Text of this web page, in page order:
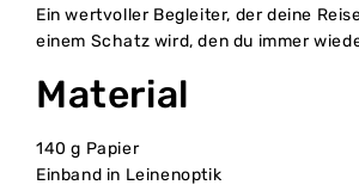
Ein wertvoller Begleiter, der deine
einem Schatz wird, den du immer
Material
140 g Papier
Einband in Leinenoptik